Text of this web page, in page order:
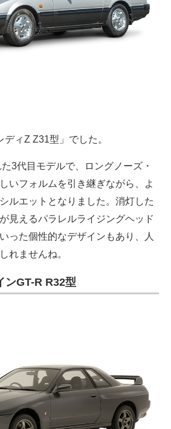
ィZ Z31型」でした。
3代目モデルで、ロングノーズ・
いフォルムを引き継ぎながら、よ
ルエットとなりました。消灯した
見えるパラレルライジングヘッド
った個性的なデザインもあり、人
れませんね。
ンGT-R R32型